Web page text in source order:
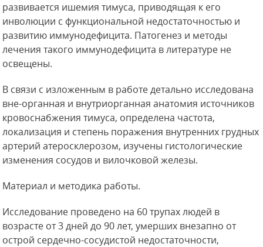
развивается ишемия тимуса, приводящая к его
инволюции с функциональной недостаточностью и
развитию иммунодефицита. Патогенез и методы
лечения такого иммунодефицита в литературе не
освещены.
В связи с изложенным в работе детально исследована
вне-органная и внутриорганная анатомия источников
кровоснабжения тимуса, определена частота,
локализация и степень поражения внутренних грудных
артерий атеросклерозом, изучены гистологические
изменения сосудов и вилочковой железы.
Материал и методика работы.
Исследование проведено на 60 трупах людей в
возрасте от 3 дней до 90 лет, умерших внезапно от
острой сердечно-сосудистой недостаточности,